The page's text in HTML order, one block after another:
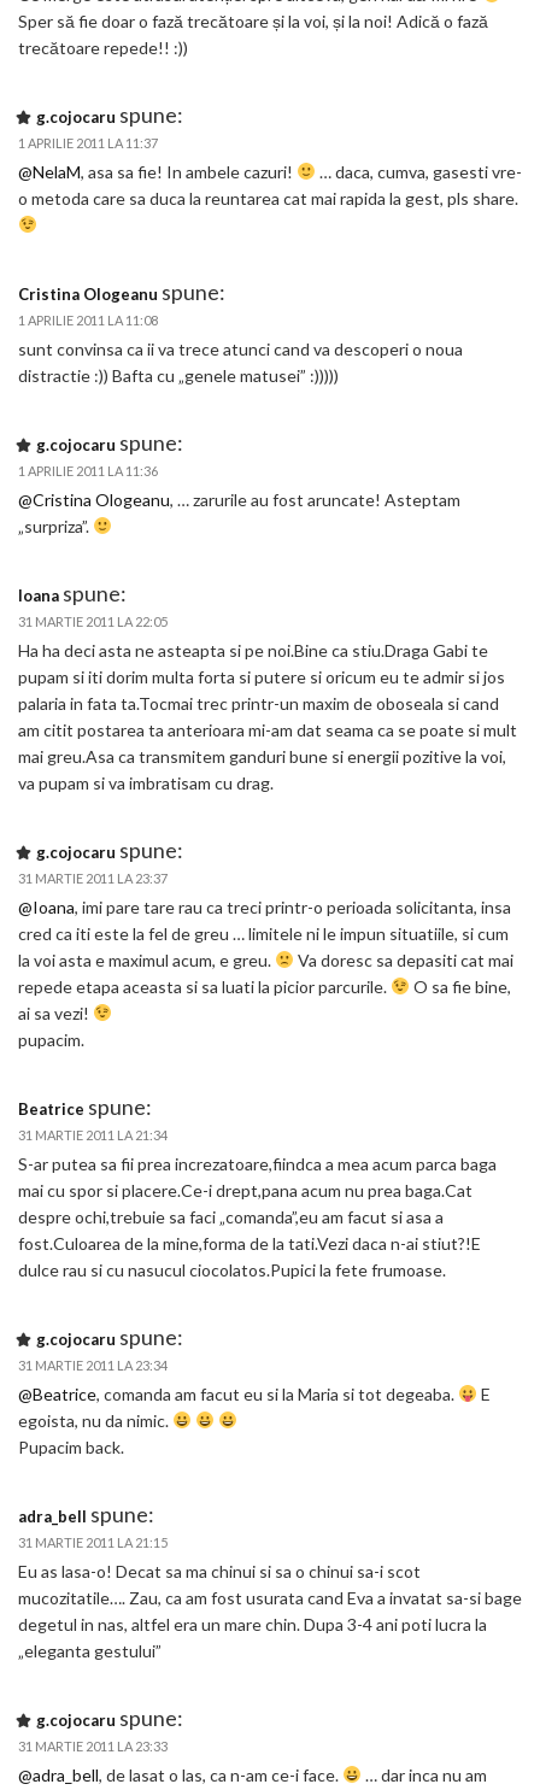
Sper să fie doar o fază trecătoare și la voi, și la noi! Adică o fază
trecătoare repede!! :))
g.cojocaru spune:
1 APRILIE 2011 LA 11:37
@NelaM, asa sa fie! In ambele cazuri!
… daca, cumva, gasesti vre-
o metoda care sa duca la reuntarea cat mai rapida la gest, pls share.
Cristina Ologeanu spune:
1 APRILIE 2011 LA 11:08
sunt convinsa ca ii va trece atunci cand va descoperi o noua
distractie :)) Bafta cu „genele matusei” :)))))
g.cojocaru spune:
1 APRILIE 2011 LA 11:36
@Cristina Ologeanu, … zarurile au fost aruncate! Asteptam
„surpriza”.
Ioana spune:
31 MARTIE 2011 LA 22:05
Ha ha deci asta ne asteapta si pe noi.Bine ca stiu.Draga Gabi te
pupam si iti dorim multa forta si putere si oricum eu te admir si jos
palaria in fata ta.Tocmai trec printr-un maxim de oboseala si cand
am citit postarea ta anterioara mi-am dat seama ca se poate si mult
mai greu.Asa ca transmitem ganduri bune si energii pozitive la voi,
va pupam si va imbratisam cu drag.
g.cojocaru spune:
31 MARTIE 2011 LA 23:37
@Ioana, imi pare tare rau ca treci printr-o perioada solicitanta, insa
cred ca iti este la fel de greu … limitele ni le impun situatiile, si cum
la voi asta e maximul acum, e greu.
Va doresc sa depasiti cat mai
repede etapa aceasta si sa luati la picior parcurile.
O sa fie bine,
ai sa vezi!
pupacim.
Beatrice spune:
31 MARTIE 2011 LA 21:34
S-ar putea sa fii prea increzatoare,fiindca a mea acum parca baga
mai cu spor si placere.Ce-i drept,pana acum nu prea baga.Cat
despre ochi,trebuie sa faci „comanda”,eu am facut si asa a
fost.Culoarea de la mine,forma de la tati.Vezi daca n-ai stiut?!E
dulce rau si cu nasucul ciocolatos.Pupici la fete frumoase.
g.cojocaru spune:
31 MARTIE 2011 LA 23:34
@Beatrice, comanda am facut eu si la Maria si tot degeaba.
E
egoista, nu da nimic.
Pupacim back.
adra_bell spune:
31 MARTIE 2011 LA 21:15
Eu as lasa-o! Decat sa ma chinui si sa o chinui sa-i scot
mucozitatile…. Zau, ca am fost usurata cand Eva a invatat sa-si bage
degetul in nas, altfel era un mare chin. Dupa 3-4 ani poti lucra la
„eleganta gestului”
g.cojocaru spune:
31 MARTIE 2011 LA 23:33
@adra_bell, de lasat o las, ca n-am ce-i face.
… dar inca nu am